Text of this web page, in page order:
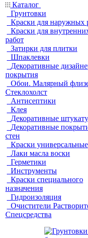
Каталог
Грунтовки
Краски для наружных
Краски для
работ
Затирки для плитки
Шпаклевки
Декоративные
покрытия
Обои. Малярный
Стеклохолст
Антисептики
Клея
Декоративные
Декоративные
стен
Краски универсальные
Лаки масла воски
Герметики
Инструменты
Краски специального
назначения
Гидроизоляция
Очистители
Спецсредства